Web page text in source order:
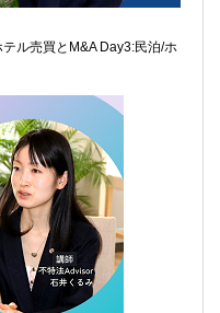
ル売買とM&A Day3:民泊/ホ